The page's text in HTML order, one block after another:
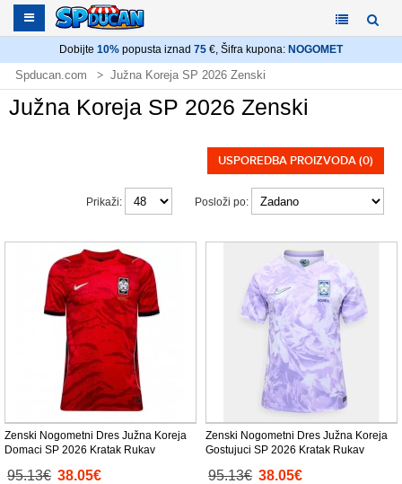
Dobijte 10% popusta iznad 75 €, Šifra kupona: NOGOMET
Spducan.com Južna Koreja SP 2026 Zenski
Južna Koreja SP 2026 Zenski
USPOREDBA PROIZVODA (0)
Posloži po:
Prikaži:
Zenski Nogometni Dres Južna Koreja
Domaci SP 2026 Kratak Rukav
95.13€ 38.05€
Zenski Nogometni Dres Južna Koreja
Gostujuci SP 2026 Kratak Rukav
95.13€ 38.05€